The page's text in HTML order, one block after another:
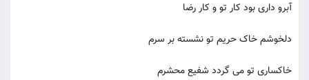
آبرو داری بود کار تو و کار رضا
دلخوشم خاک حریم تو نشسته بر سرم
خاکساری تو می گردد شفیع محشرم